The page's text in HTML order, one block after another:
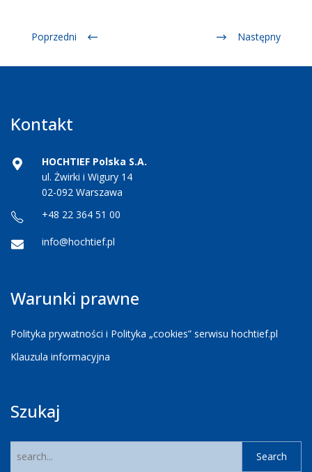
Poprzedni Następny
Kontakt
HOCHTIEF Polska S.A.
ul. Żwirki i Wigury 14
02-092 Warszawa
+48 22 364 51 00
info@hochtief.pl
Warunki prawne
Polityka prywatności i Polityka „cookies” serwisu hochtief.pl
Klauzula informacyjna
Szukaj